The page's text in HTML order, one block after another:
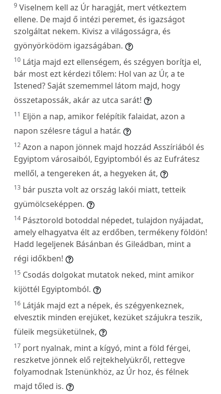
9 Viselnem kell az Úr haragját, mert vétkeztem
ellene. De majd ő intézi peremet, és igazságot
szolgáltat nekem. Kivisz a világosságra, és
gyönyörködöm igazságában.
10 Látja majd ezt ellenségem, és szégyen borítja el,
bár most ezt kérdezi tőlem: Hol van az Úr, a te
Istened? Saját szememmel látom majd, hogy
összetapossák, akár az utca sarát!
11 Eljön a nap, amikor felépítik falaidat, azon a
napon szélesre tágul a határ.
12 Azon a napon jönnek majd hozzád Asszíriából és
Egyiptom városaiból, Egyiptomból és az Eufrátesz
mellől, a tengereken át, a hegyeken át,
13 bár puszta volt az ország lakói miatt, tetteik
gyümölcseképpen.
14 Pásztorold botoddal népedet, tulajdon nyájadat,
amely elhagyatva élt az erdőben, termékeny földön!
Hadd legeljenek Básánban és Gileádban, mint a
régi időkben!
15 Csodás dolgokat mutatok neked, mint amikor
kijöttél Egyiptomból.
16 Látják majd ezt a népek, és szégyenkeznek,
elvesztik minden erejüket, kezüket szájukra teszik,
füleik megsüketülnek,
17 port nyalnak, mint a kígyó, mint a föld férgei,
reszketve jönnek elő rejtekhelyükről, rettegve
folyamodnak Istenünkhöz, az Úr hoz, és félnek
majd tőled is.